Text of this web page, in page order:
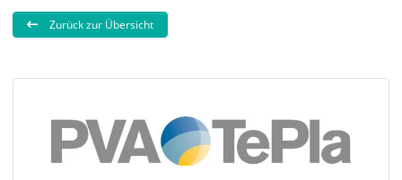
Zurück zur Übersicht